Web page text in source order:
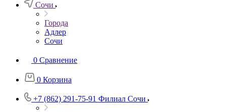
Сочи
Города
Адлер
Сочи
0 Сравнение
0 Корзина
+7 (862) 291-75-91 Филиал Сочи